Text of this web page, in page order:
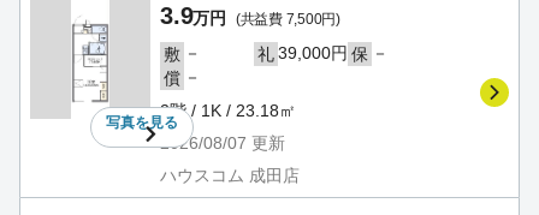
写真を見る
3.9万円 (共益費 7,500円)
敷 － 礼39,000円 保 －
償 －
2階 / 1K / 23.18㎡
2026/08/07 更新
ハウスコム 成田店